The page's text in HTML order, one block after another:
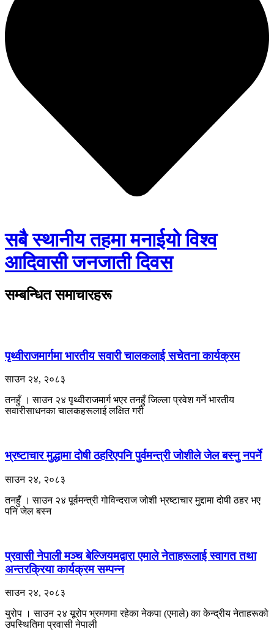
सबै स्थानीय तहमा मनाईयो विश्व
आदिवासी जनजाती दिवस
सम्बन्धित समाचारहरू
पृथ्वीराजमार्गमा भारतीय सवारी चालकलाई सचेतना कार्यक्रम
साउन २४, २०८३
तनहुँ । साउन २४ पृथ्वीराजमार्ग भएर तनहुँ जिल्ला प्रवेश गर्ने भारतीय
सवारीसाधनका चालकहरूलाई लक्षित गरी
भ्रष्टाचार मुद्धामा दोषी ठहरिएपनि पुर्वमन्त्री जोशीले जेल बस्नु नपर्ने
साउन २४, २०८३
तनहुँ । साउन २४ पूर्वमन्त्री गोविन्दराज जोशी भ्रष्टाचार मुद्दामा दोषी ठहर भए
पनि जेल बस्न
प्रवासी नेपाली मञ्च बेल्जियमद्वारा एमाले नेताहरूलाई स्वागत तथा
अन्तरक्रिया कार्यक्रम सम्पन्न
साउन २४, २०८३
युरोप । साउन २४ यूरोप भ्रमणमा रहेका नेकपा (एमाले) का केन्द्रीय नेताहरूको
उपस्थितिमा प्रवासी नेपाली